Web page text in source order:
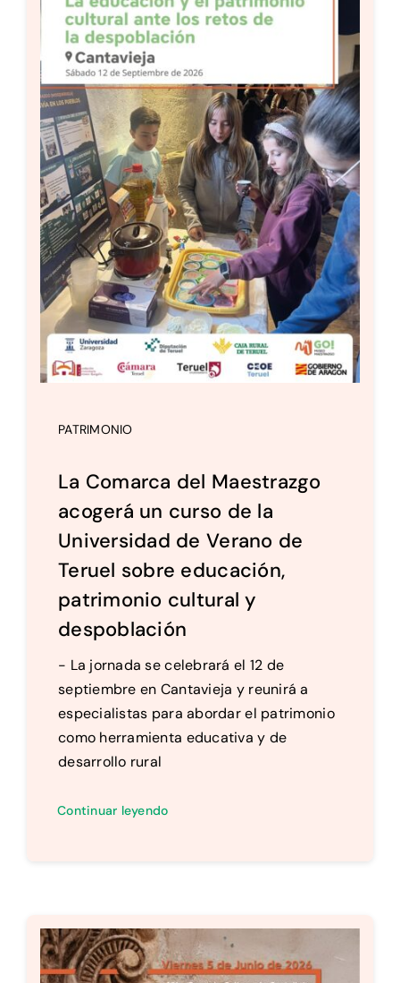
Setas
Contacto
PATRIMONIO
La Comarca del Maestrazgo
acogerá un curso de la
Universidad de Verano de
Teruel sobre educación,
patrimonio cultural y
despoblación
- La jornada se celebrará el 12 de
septiembre en Cantavieja y reunirá a
especialistas para abordar el patrimonio
como herramienta educativa y de
desarrollo rural
Continuar leyendo